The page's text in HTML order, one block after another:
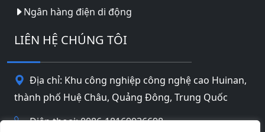
Ngân hàng điện di động
LIÊN HỆ CHÚNG TÔI
Địa chỉ: Khu công nghiệp công nghệ cao Huinan,
thành phố Huệ Châu, Quảng Đông, Trung Quốc
Điện thoại: 0086-18169936698